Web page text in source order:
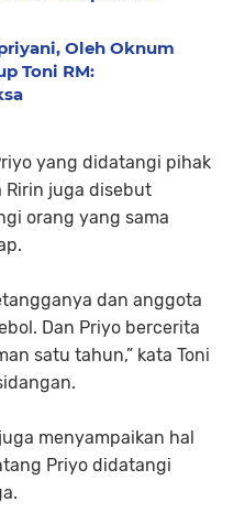
Oleh Oknum
Toni RM:
yang didatangi pihak
juga disebut
orang yang sama
dan anggota
Dan Priyo bercerita
satu tahun,” kata Toni
menyampaikan hal
Priyo didatangi